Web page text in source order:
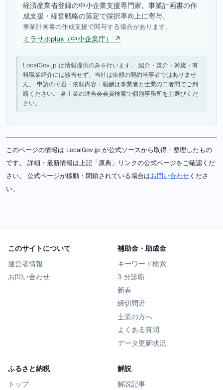
経済産業省登録の中小企業支援専門家。事業計画書の作
成支援・経営戦略の策定で採択率向上に寄与。
事業計画書の作成支援で関与する場合があります。
ミラサポplus（中小企業庁） ↗
LocalGov.jp は情報提供のみを行います。 紹介・媒介・斡旋・有
料職業紹介には該当せず、当社は依頼の契約当事者ではありませ
ん。 申請の可否・依頼内容・報酬は事業者と士業の二者間でご判
断ください。 各士業の連合会会員検索で個別事務所をお選びくだ
さい。
このページの情報は LocalGov.jp が公式ソースから取得・整理したもの
です。 詳細・最新情報は上記「原典」リンクの公式ページをご確認くだ
さい。 公式ページが移動・閉鎖されている場合はお問い合わせ くださ
い。
このサイトについて
運営者情報
お問い合わせ
補助金・助成金
キーワード検索
3 分診断
新着
締切間近
士業の方へ
よくある質問
データ更新状況
ふるさと納税
トップ
解説
解説記事